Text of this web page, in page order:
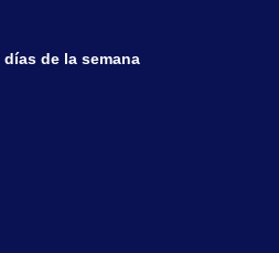
de la semana